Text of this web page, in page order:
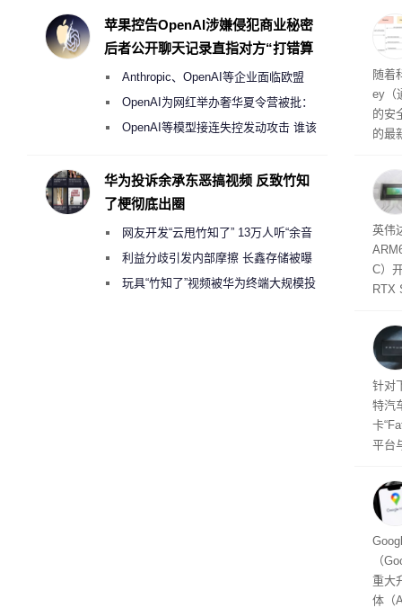
州
家
这一
（
户
随着
ey（
的安
的最
内
以利
并
在线
件是
软件
态
英伟
C）
RTX
将
的技
起
针对
特汽
卡
平台
车
及
（
重大
体（
度
苹果控告OpenAI涉嫌侵犯商业秘密
后者公开聊天记录直指对方“打错算
Anthropic、OpenAI等企业面临欧盟
《人工智能法案》全新执法权限审查
OpenAI为网红举办奢华夏令营被批：
2000美元一晚 遭讽“反乌托邦”
OpenAI等模型接连失控发动攻击 谁该
华为投诉余承东恶搞视频 反致竹知
了梗彻底出圈
网友开发“云甩竹知了” 13万人听“余音
绕梁”利益分歧引发内部摩擦 长鑫存储被曝
曾将华为驻场工程师驱逐出研发基地
玩具“竹知了”视频被华为终端大规模投